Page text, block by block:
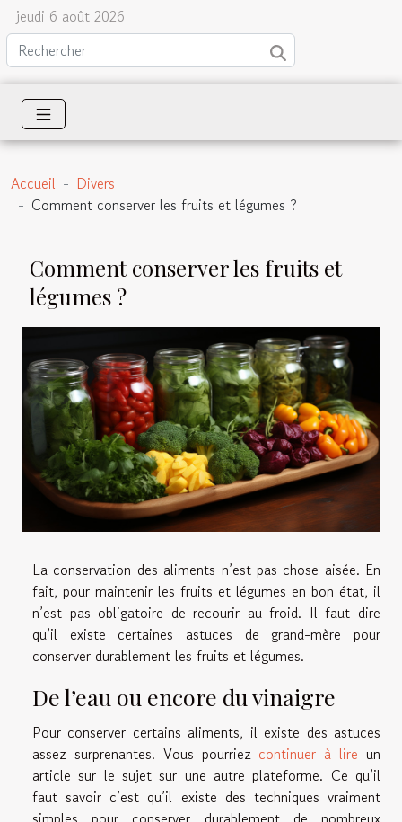
jeudi 6 août 2026
Accueil
Divers
Comment conserver les fruits et légumes ?
Comment conserver les fruits et
légumes ?
La conservation des aliments n’est pas chose aisée. En
fait, pour maintenir les fruits et légumes en bon état, il
n’est pas obligatoire de recourir au froid. Il faut dire
qu’il existe certaines astuces de grand-mère pour
conserver durablement les fruits et légumes.
De l’eau ou encore du vinaigre
Pour conserver certains aliments, il existe des astuces
assez surprenantes. Vous pourriez continuer à lire un
article sur le sujet sur une autre plateforme. Ce qu’il
faut savoir c’est qu’il existe des techniques vraiment